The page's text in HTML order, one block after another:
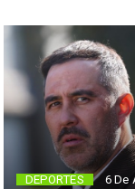
DEPORTES 6 De